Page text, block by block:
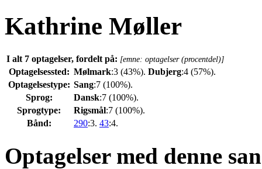
Kathrine Møller
I alt 7 optagelser, fordelt på: [emne: optagelser (procentdel)]
Optagelsessted: Mølmark:3 (43%). Dubjerg:4 (57%).
Optagelsestype: Sang:7 (100%).
Sprog:
Dansk:7 (100%).
Sprogtype:
Rigsmål:7 (100%).
Bånd:
290:3. 43:4.
Optagelser med denne